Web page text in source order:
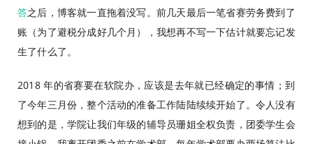
答之后，博客就一直拖着没写。前几天最后一笔省赛劳务费到了
账（为了避税分成好几个月），我想再不写一下估计就要忘记发
生了什么了。
2018 年的省赛要在软院办，应该是去年就已经确定的事情；到
了今年三月份，整个活动的准备工作陆陆续续开始了。令人没有
想到的是，学院让我们年级的辅导员珊姐全权负责，团委学生会